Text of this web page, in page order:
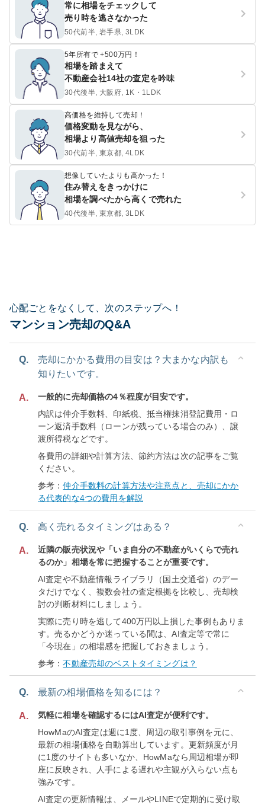
常に相場をチェックして
売り時を逃さなかった
50代前半, 岩手県, 3LDK
5年所有で +500万円！
相場を踏まえて
不動産会社14社の査定を吟味
30代後半, 大阪府, 1K・1LDK
高価格を維持して売却！
価格変動を見ながら、
相場より高値売却を狙った
30代前半, 東京都, 4LDK
想像していたよりも高かった！
住み替えをきっかけに
相場を調べたから高くで売れた
40代後半, 東京都, 3LDK
心配ごとをなくして、次のステップへ！
マンション売却のQ&A
Q.
売却にかかる費用の目安は？大まかな内訳も
知りたいです。
A.
一般的に売却価格の4％程度が目安です。
内訳は仲介手数料、印紙税、抵当権抹消登記費用・ロ
ーン返済手数料（ローンが残っている場合のみ）、譲
渡所得税などです。
各費用の詳細や計算方法、節約方法は次の記事をご覧
ください。
参考：仲介手数料の計算方法や注意点と、売却にかか
る代表的な4つの費用を解説
Q. 高く売れるタイミングはある？
A.
近隣の販売状況や「いま自分の不動産がいくらで売れ
るのか」相場を常に把握することが重要です。
AI査定や不動産情報ライブラリ（国土交通省）のデー
タだけでなく、複数会社の査定根拠を比較し、売却検
討の判断材料にしましょう。
実際に売り時を逃して400万円以上損した事例もありま
す。売るかどうか迷っている間は、AI査定等で常に
「今現在」の相場感を把握しておきましょう。
参考：不動産売却のベストタイミングは？
Q. 最新の相場価格を知るには？
A.
気軽に相場を確認するにはAI査定が便利です。
HowMaのAI査定は週に1度、周辺の取引事例を元に、
最新の相場価格を自動算出しています。更新頻度が月
に1度のサイトも多いなか、HowMaなら周辺相場が即
座に反映され、人手による遅れや主観が入らない点も
強みです。
AI査定の更新情報は、メールやLINEで定期的に受け取